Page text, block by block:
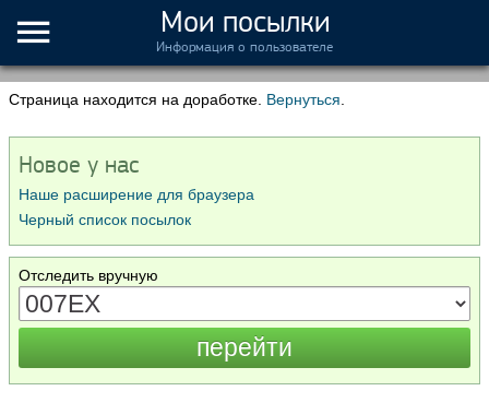
Мои посылки
Информация о пользователе
Страница находится на доработке. Вернуться
Новое у нас
Наше расширение для браузера
Черный список посылок
Отследить вручную